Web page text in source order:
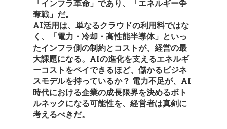
「インフラ革命」であり、「エネルギー争
奪戦」だ。
AI活用は、単なるクラウドの利用料ではな
く、「電力・冷却・高性能半導体」といっ
たインフラ側の制約とコストが、経営の最
大課題になる。AIの進化を支えるエネルギ
ーコストをペイできるほど、儲かるビジネ
スモデルを持っているか？ 電力不足が、AI
時代における企業の成長限界を決めるボト
ルネックになる可能性を、経営者は真剣に
考えるべきだ。